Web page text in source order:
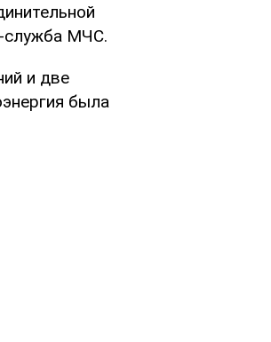
служба МЧС.
и две
была